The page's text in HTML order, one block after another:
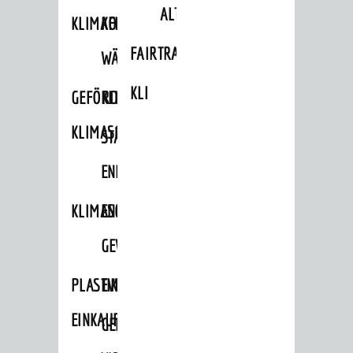
KLIMAFITKOMMUNALE
WÄRMEPLANUNG
GEFÖRDERTE
KLIMASCHUTZMASSNAHMEN
KLIMASCHUTZKONZEPT
STÄDTISCHES
ENERGIEMANAGEMENT
KLIMASCHUTZKOMMISSION
ENERGIEKARAWANE
GEWERBE
PLASTIKTÜTENFREIE
EINKAUFSSTADT
EVENTS
GEMEINSAME
ALTLASTEN
FAIRTRADE
KLEIDERTAUSCHBÖRSE